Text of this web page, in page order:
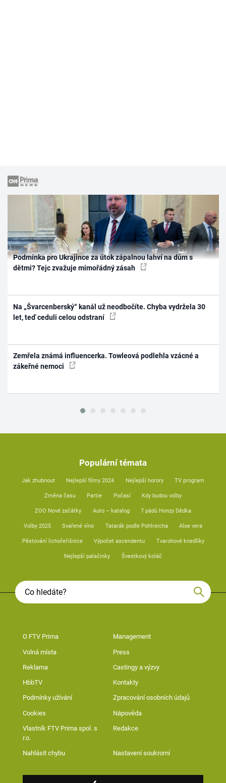
Podmínka pro Ukrajince za útok zápalnou lahví na dům s
dětmi? Tejc zvažuje mimořádný zásah
Na „Švarcenberský“ kanál už neodbočíte. Chyba vydržela 30
let, teď ceduli celou odstraní
Zemřela známá influencerka. Towleová podlehla vzácné a
zákeřné nemoci
Populární témata
Jak zhubnout Nejlepší filmy 2024 Nejlepší horory TV program
Změna času Partie Počasí Kdy budou volby
ZOO Nové začátky Auto – katalog 7 pádů Honzy Dědka
Volby 2025 Svařené víno Tatarák podle Pohlreicha Aloe vera
Pěstování lichořeřišnice Výpočet ascendentu Tvarohové knedlíky
Nejlepší palačinky Švestkový koláč
O FTV Prima Management
Volná místa Press
Reklama Castingy a výzvy
HbbTV Kontakty
Podmínky užívání Zpracování osobních údajů
Cookies Nápověda
Vlastník FTV Prima spol. s
r.o.
Redakce
Nahlásit chybu Nastavení soukromí